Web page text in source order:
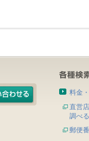
料金
直営
調べる
郵便